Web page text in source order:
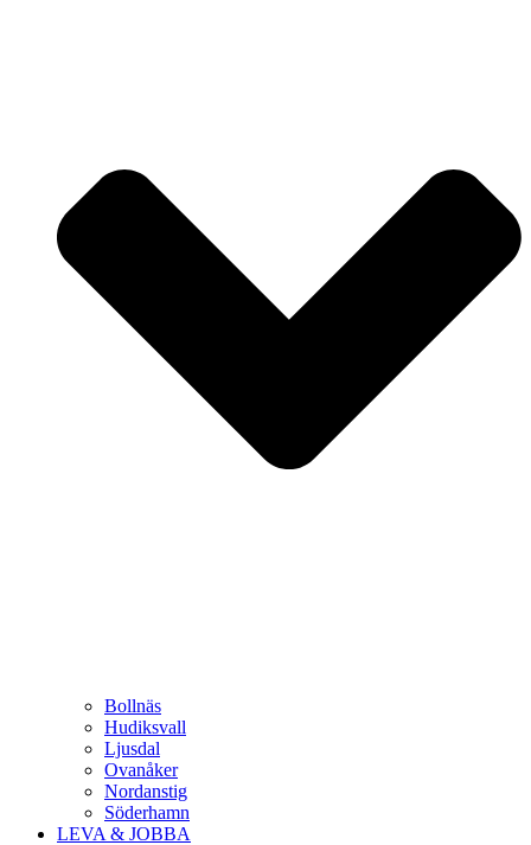
Bollnäs
Hudiksvall
Ljusdal
Ovanåker
Nordanstig
Söderhamn
LEVA & JOBBA